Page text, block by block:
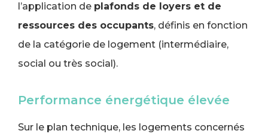
l’application de plafonds de loyers et de
ressources des occupants, définis en fonction
de la catégorie de logement (intermédiaire,
social ou très social).
Performance énergétique élevée
Sur le plan technique, les logements concernés